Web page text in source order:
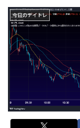
今日のデイトレ